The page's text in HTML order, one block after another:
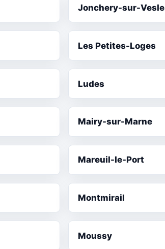
Jonchery-sur-Vesle
Les Petites-Loges
Ludes
Mairy-sur-Marne
Mareuil-le-Port
Montmirail
Moussy